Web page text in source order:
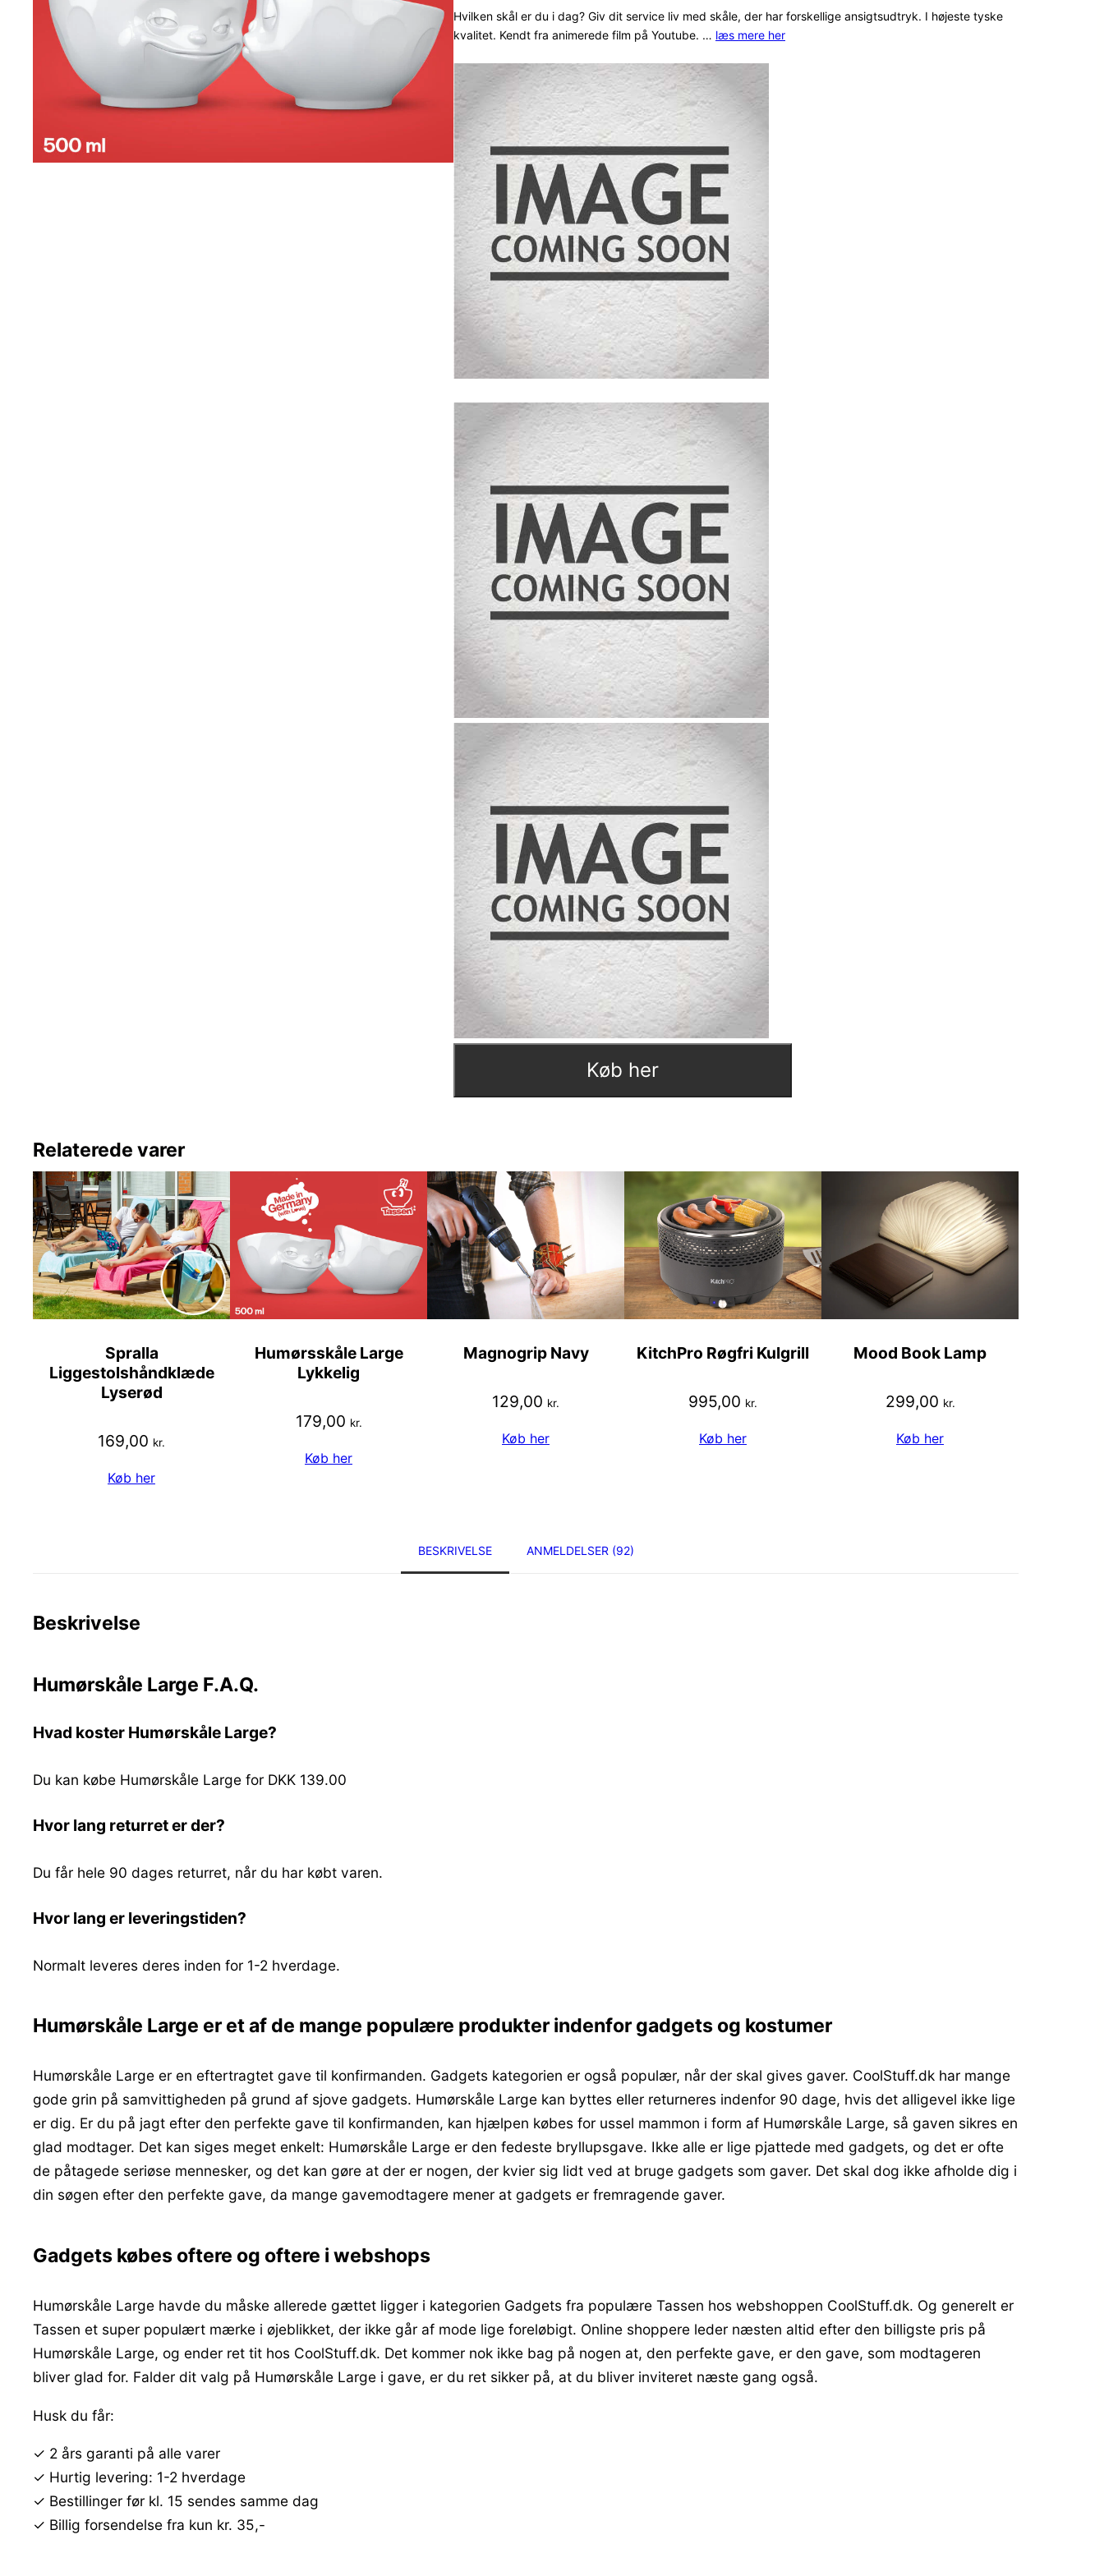
ud af 5
baseret
på
kundebed
ømmelse
r
Hvilken skål er du i dag? Giv dit service liv med skåle, der har forskellige ansigtsudtryk. I højeste tyske
kvalitet. Kendt fra animerede film på Youtube. … læs mere her
Køb her
Relaterede varer
Spralla
Liggestolshåndklæde
Lyserød
169,00 kr.
Køb her
Humørsskåle Large
Lykkelig
179,00 kr.
Køb her
Magnogrip Navy
129,00 kr.
Køb her
KitchPro Røgfri Kulgrill
995,00 kr.
Køb her
Mood Book Lamp
299,00 kr.
Køb her
BESKRIVELSE ANMELDELSER (92)
Beskrivelse
Humørskåle Large F.A.Q.
Hvad koster Humørskåle Large?
Du kan købe Humørskåle Large for DKK 139.00
Hvor lang returret er der?
Du får hele 90 dages returret, når du har købt varen.
Hvor lang er leveringstiden?
Normalt leveres deres inden for 1-2 hverdage.
Humørskåle Large er et af de mange populære produkter indenfor gadgets og kostumer
Humørskåle Large er en eftertragtet gave til konfirmanden. Gadgets kategorien er også populær, når der skal gives gaver. CoolStuff.dk har mange
gode grin på samvittigheden på grund af sjove gadgets. Humørskåle Large kan byttes eller returneres indenfor 90 dage, hvis det alligevel ikke lige
er dig. Er du på jagt efter den perfekte gave til konfirmanden, kan hjælpen købes for ussel mammon i form af Humørskåle Large, så gaven sikres en
glad modtager. Det kan siges meget enkelt: Humørskåle Large er den fedeste bryllupsgave. Ikke alle er lige pjattede med gadgets, og det er ofte
de påtagede seriøse mennesker, og det kan gøre at der er nogen, der kvier sig lidt ved at bruge gadgets som gaver. Det skal dog ikke afholde dig i
din søgen efter den perfekte gave, da mange gavemodtagere mener at gadgets er fremragende gaver.
Gadgets købes oftere og oftere i webshops
Humørskåle Large havde du måske allerede gættet ligger i kategorien Gadgets fra populære Tassen hos webshoppen CoolStuff.dk. Og generelt er
Tassen et super populært mærke i øjeblikket, der ikke går af mode lige foreløbigt. Online shoppere leder næsten altid efter den billigste pris på
Humørskåle Large, og ender ret tit hos CoolStuff.dk. Det kommer nok ikke bag på nogen at, den perfekte gave, er den gave, som modtageren
bliver glad for. Falder dit valg på Humørskåle Large i gave, er du ret sikker på, at du bliver inviteret næste gang også.
Husk du får:
✓ 2 års garanti på alle varer
✓ Hurtig levering: 1-2 hverdage
✓ Bestillinger før kl. 15 sendes samme dag
✓ Billig forsendelse fra kun kr. 35,-